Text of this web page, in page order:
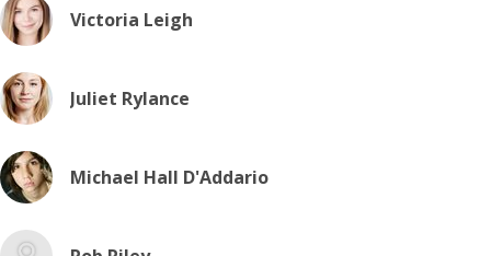
Victoria Leigh
Juliet Rylance
Michael Hall D'Addario